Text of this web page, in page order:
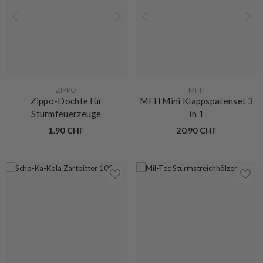
ZIPPO
Zippo-Dochte für
Sturmfeuerzeuge
1.90 CHF
MFH
MFH Mini Klappspatenset 3
in 1
20.90 CHF